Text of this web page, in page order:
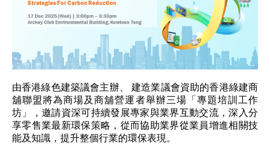
由香港綠色建築議會主辦、 建造業議會資助的香港綠建商
舖聯盟將為商場及商舖營運者舉辦三場「專題培訓工作
坊」，邀請資深可持續發展專家與業界互動交流，深入分
享零售業最新環保策略，從而協助業界從業員增進相關技
能及知識，提升整個行業的環保表現。